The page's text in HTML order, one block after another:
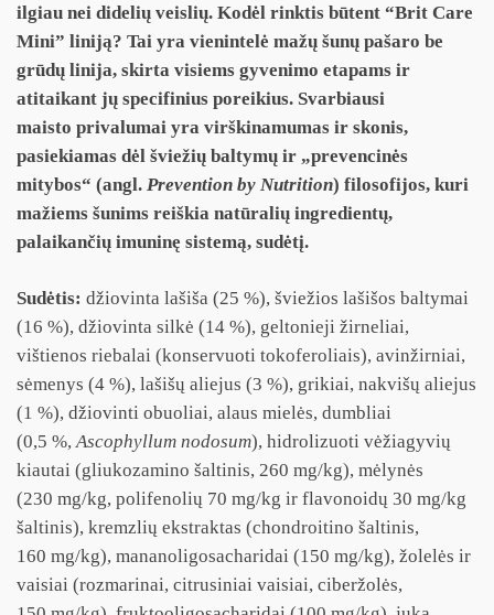
ilgiau nei didelių veislių. Kodėl rinktis būtent “Brit Care
Mini” liniją? Tai yra vienintelė mažų šunų pašaro be
grūdų linija, skirta visiems gyvenimo etapams ir
atitaikant jų specifinius poreikius. Svarbiausi
maisto privalumai yra virškinamumas ir skonis,
pasiekiamas dėl šviežių baltymų ir „prevencinės
mitybos“ (angl. Prevention by Nutrition) filosofijos, kuri
mažiems šunims reiškia natūralių ingredientų,
palaikančių imuninę sistemą, sudėtį.
Sudėtis: džiovinta lašiša (25 %), šviežios lašišos baltymai
(16 %), džiovinta silkė (14 %), geltonieji žirneliai,
vištienos riebalai (konservuoti tokoferoliais), avinžirniai,
sėmenys (4 %), lašišų aliejus (3 %), grikiai, nakvišų aliejus
(1 %), džiovinti obuoliai, alaus mielės, dumbliai
(0,5 %, Ascophyllum nodosum), hidrolizuoti vėžiagyvių
kiautai (gliukozamino šaltinis, 260 mg/kg), mėlynės
(230 mg/kg, polifenolių 70 mg/kg ir flavonoidų 30 mg/kg
šaltinis), kremzlių ekstraktas (chondroitino šaltinis,
160 mg/kg), mananoligosacharidai (150 mg/kg), žolelės ir
vaisiai (rozmarinai, citrusiniai vaisiai, ciberžolės,